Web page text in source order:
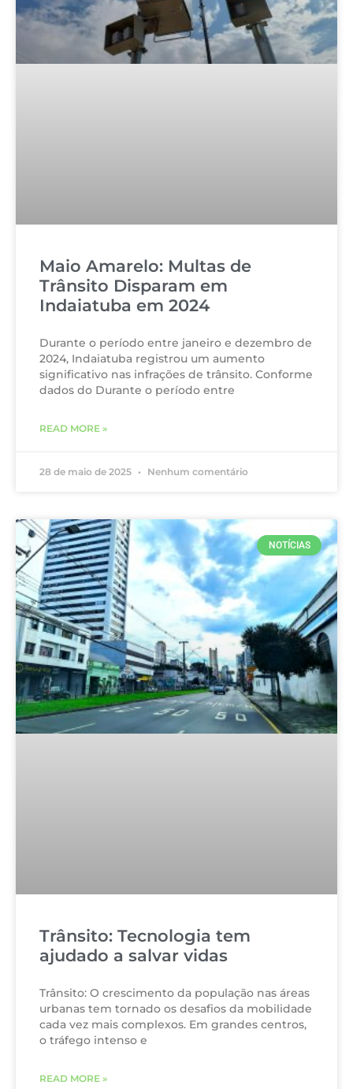
Maio Amarelo: Multas de
Trânsito Disparam em
Indaiatuba em 2024
Durante o período entre janeiro e dezembro de
2024, Indaiatuba registrou um aumento
significativo nas infrações de trânsito. Conforme
dados do Durante o período entre
READ MORE »
28 de maio de 2025 Nenhum comentário
NOTÍCIAS
Trânsito: Tecnologia tem
ajudado a salvar vidas
Trânsito: O crescimento da população nas áreas
urbanas tem tornado os desafios da mobilidade
cada vez mais complexos. Em grandes centros,
o tráfego intenso e
READ MORE »